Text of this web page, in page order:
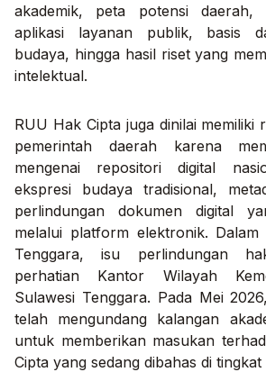
akademik, peta potensi daerah,
aplikasi layanan publik, basis
budaya, hingga hasil riset yang
intelektual.
RUU Hak Cipta juga dinilai memiliki
pemerintah daerah karena
mengenai repositori digital
ekspresi budaya tradisional,
perlindungan dokumen digital
melalui platform elektronik. Dalam
Tenggara, isu perlindungan
perhatian Kantor Wilayah
Sulawesi Tenggara. Pada Mei
telah mengundang kalangan
untuk memberikan masukan
Cipta yang sedang dibahas di tingkat